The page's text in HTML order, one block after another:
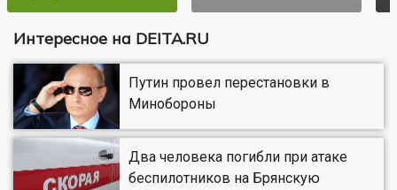
Интересное на DEITA.RU
Путин провел перестановки в
Минобороны
Два человека погибли при атаке
беспилотников на Брянскую